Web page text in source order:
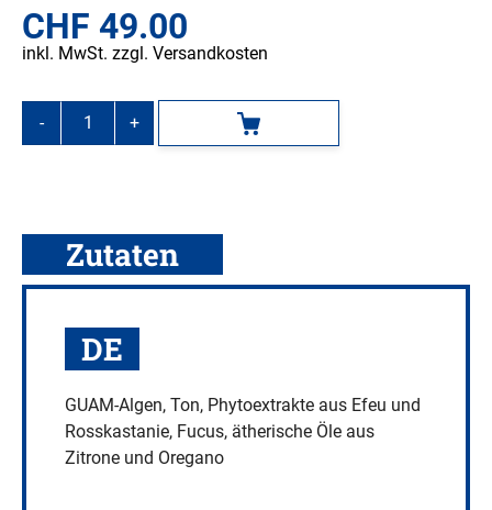
CHF 49.00
inkl. MwSt. zzgl. Versandkosten
-
g
Menge
+ In den Warenkorb
Zutaten
DE
GUAM-Algen, Ton, Phytoextrakte aus Efeu und
Rosskastanie, Fucus, ätherische Öle aus
Zitrone und Oregano